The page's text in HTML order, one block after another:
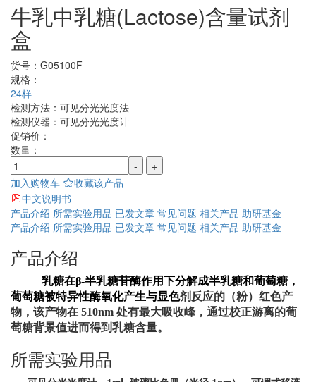
牛乳中乳糖(Lactose)含量试剂
盒
货号： G05100F
规格：
24样
检测方法： 可见分光光度法
检测仪器： 可见分光光度计
促销价：
数量：
-
+
加入购物车
收藏该产品
中文说明书
产品介绍 所需实验用品 已发文章 常见问题 相关产品 助研基金
产品介绍 所需实验用品 已发文章 常见问题 相关产品 助研基金
产品介绍
乳糖在β-半乳糖苷酶作用下分解成半乳糖和葡萄糖，
葡萄糖被特异性酶氧化产生与显色剂反应的（粉）红色产
物，该产物在 510nm 处有最大吸收峰，通过校正游离的葡
萄糖背景值进而得到乳糖含量。
所需实验用品